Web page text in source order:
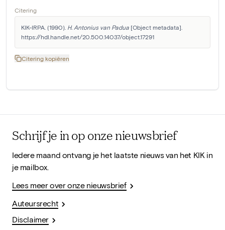
Citering
KIK-IRPA. (1990). H. Antonius van Padua [Object metadata].
https://hdl.handle.net/20.500.14037/object.17291
Citering kopiëren
Schrijf je in op onze nieuwsbrief
Iedere maand ontvang je het laatste nieuws van het KIK in
je mailbox.
Lees meer over onze nieuwsbrief
Auteursrecht
Disclaimer